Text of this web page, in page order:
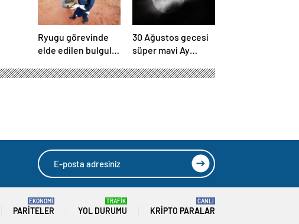
Ryugu görevinde
elde edilen bulgular
asteroitlerce
30 Ağustos gecesi
süper mavi Ay
aynı ayda ikinci kez
PARITELER
EKONOMİ
YOL DURUMU
TRAFİK
KRIPTO PARALAR
CANLI